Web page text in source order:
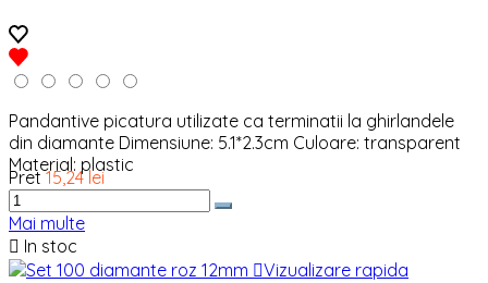
Pandantive picatura utilizate ca terminatii la ghirlandele
din diamante Dimensiune: 5.1*2.3cm Culoare: transparent
Material: plastic
Pret 15,24 lei
Mai multe
 In stoc
Vizualizare rapida